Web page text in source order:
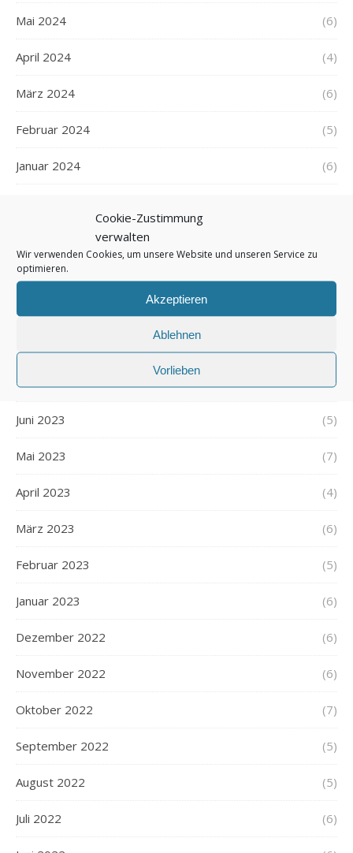
Cookie-Zustimmung
verwalten
Wir verwenden Cookies, um unsere Website und unseren Service zu
optimieren.
Akzeptieren
Ablehnen
Vorlieben
Mai 2024 (6)
April 2024 (4)
März 2024 (6)
Februar 2024 (5)
Januar 2024 (6)
November 2023
Oktober 2023
September 2023 (5)
Juli 2023 (6)
Juni 2023 (5)
Mai 2023 (7)
April 2023 (4)
März 2023 (6)
Februar 2023 (5)
Januar 2023 (6)
Dezember 2022 (6)
November 2022 (6)
Oktober 2022 (7)
September 2022 (5)
August 2022 (5)
Juli 2022 (6)